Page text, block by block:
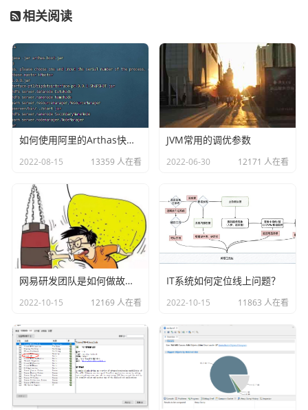
d框架的大部分服务治理功能，例如：
1、服务动态发现
2、负载均衡
3、熔断器
4、健康检查
5、灰度发布
6、监控指标
在Istio这个框架里面都存在。因此我们目前使用Istio的这个
方案来给大家演示service mesh2.0的微服务架构如何实现。
在kubernetes部署基于Istio网格服务化的微服务的时候，我
们的pod除了运行一个我们业务代码的container之外，还会
运行一个名称为Istio-proxy的sidecar的container，具体的形
式如下：
相关阅读
如何使用阿里的Arthas快速定位正在线上运行的程序问题
2022-08-15 13359 人在看
JVM常用的调优参数
2022-06-30 12171 人在看
网易研发团队是如何做故障演练的？
2022-10-15 12169 人在看
IT系统如何定位线上问题？
2022-10-15 11863 人在看